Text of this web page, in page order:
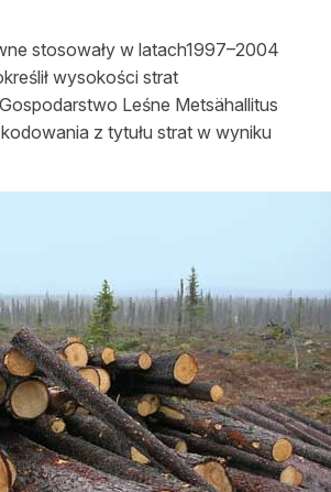
stosowały w latach1997–2004
wysokości strat
Leśne Metsähallitus
z tytułu strat w wyniku